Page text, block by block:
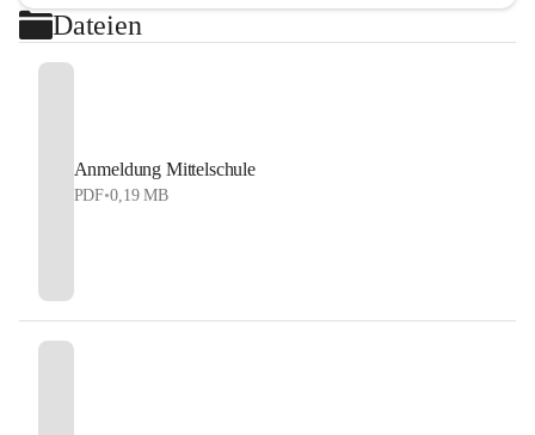
Dateien
Anmeldung Mittelschule
PDF•0,19 MB